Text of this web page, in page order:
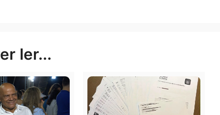
nas aulas de formação técnica.
jobs/5695735?jobBoardSource=gupy_public_page
Publicidade